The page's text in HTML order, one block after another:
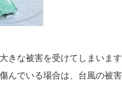
きな被害を受けてしまいます
んでいる場合は、台風の被